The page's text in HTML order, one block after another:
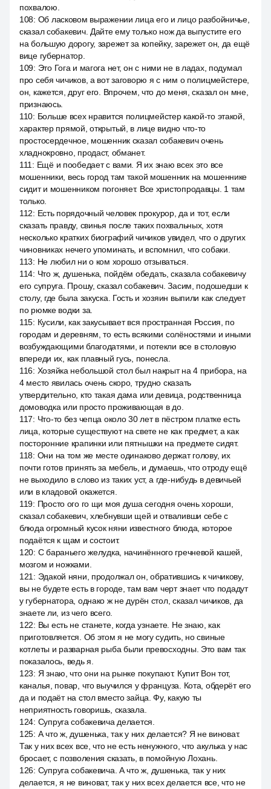
похвалою.
108: Об ласковом выражении лица его и лицо разбойничье,
сказал собакевич. Дайте ему только нож да выпустите его
на большую дорогу, зарежет за копейку, зарежет он, да ещё
вице губернатор.
109: Это Гога и магога нет, он с ними не в ладах, подумал
про себя чичиков, а вот заговорю я с ним о полицмейстере,
он, кажется, друг его. Впрочем, что до меня, сказал он мне,
признаюсь.
110: Больше всех нравится полицмейстер какой-то этакой,
характер прямой, открытый, в лице видно что-то
простосердечное, мошенник сказал собакевич очень
хладнокровно, продаст, обманет.
111 : Ещё и пообедает с вами. Я их знаю всех это все
мошенники, весь город там такой мошенник на мошеннике
сидит и мошенником погоняет. Все христопродавцы. 1 там
только.
112: Есть порядочный человек прокурор, да и тот, если
сказать правду, свинья после таких похвальных, хотя
несколько кратких биографий чичиков увидел, что о других
чиновниках нечего упоминать, и вспомнил, что собаки.
113: Не любил ни о ком хорошо отзываться.
114: Что ж, душенька, пойдём обедать, сказала собакевичу
его супруга. Прошу, сказал собакевич. Засим, подошедши к
столу, где была закуска. Гость и хозяин выпили как следует
по рюмке водки за.
115: Кусили, как закусывает вся пространная Россия, по
городам и деревням, то есть всякими солёностями и иными
возбуждающими благодатями, и потекли все в столовую
впереди их, как плавный гусь, понесла.
116: Хозяйка небольшой стол был накрыт на 4 прибора, на
4 место явилась очень скоро, трудно сказать
утвердительно, кто такая дама или девица, родственница
домоводка или просто проживающая в до.
117: Что-то без чепца около 30 лет в пёстром платке есть
лица, которые существуют на свете не как предмет, а как
посторонние крапинки или пятнышки на предмете сидят.
118: Они на том же месте одинаково держат голову, их
почти готов принять за мебель, и думаешь, что отроду ещё
не выходило в слово из таких уст, а где-нибудь в девичьей
или в кладовой окажется.
119: Просто ого го щи моя душа сегодня очень хороши,
сказал собакевич, хлебнувши щей и отваливши себе с
блюда огромный кусок няни известного блюда, которое
подаётся к щам и состоит.
120: С бараньего желудка, начинённого гречневой кашей,
мозгом и ножками.
121 : Эдакой няни, продолжал он, обратившись к чичикову,
вы не будете есть в городе, там вам черт знает что подадут
у губернатора, однако ж не дурён стол, сказал чичиков, да
знаете ли, из чего всего.
122: Вы есть не станете, когда узнаете. Не знаю, как
приготовляется. Об этом я не могу судить, но свиные
котлеты и разварная рыба были превосходны. Это вам так
показалось, ведь я.
123: Я знаю, что они на рынке покупают. Купит Вон тот,
каналья, повар, что выучился у француза. Кота, обдерёт его
да и подаёт на стол вместо зайца. Фу, какую ты
неприятность говоришь, сказала.
124: Супруга собакевича делается.
125: А что ж, душенька, так у них делается? Я не виноват.
Так у них всех все, что не есть ненужного, что акулька у нас
бросает, с позволения сказать, в помойную Лохань.
126: Супруга собакевича. А что ж, душенька, так у них
делается, я не виноват, так у них всех делается все, что не